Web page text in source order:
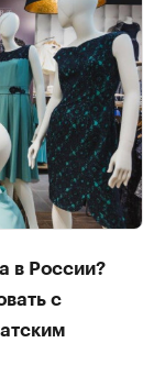
в России?
с